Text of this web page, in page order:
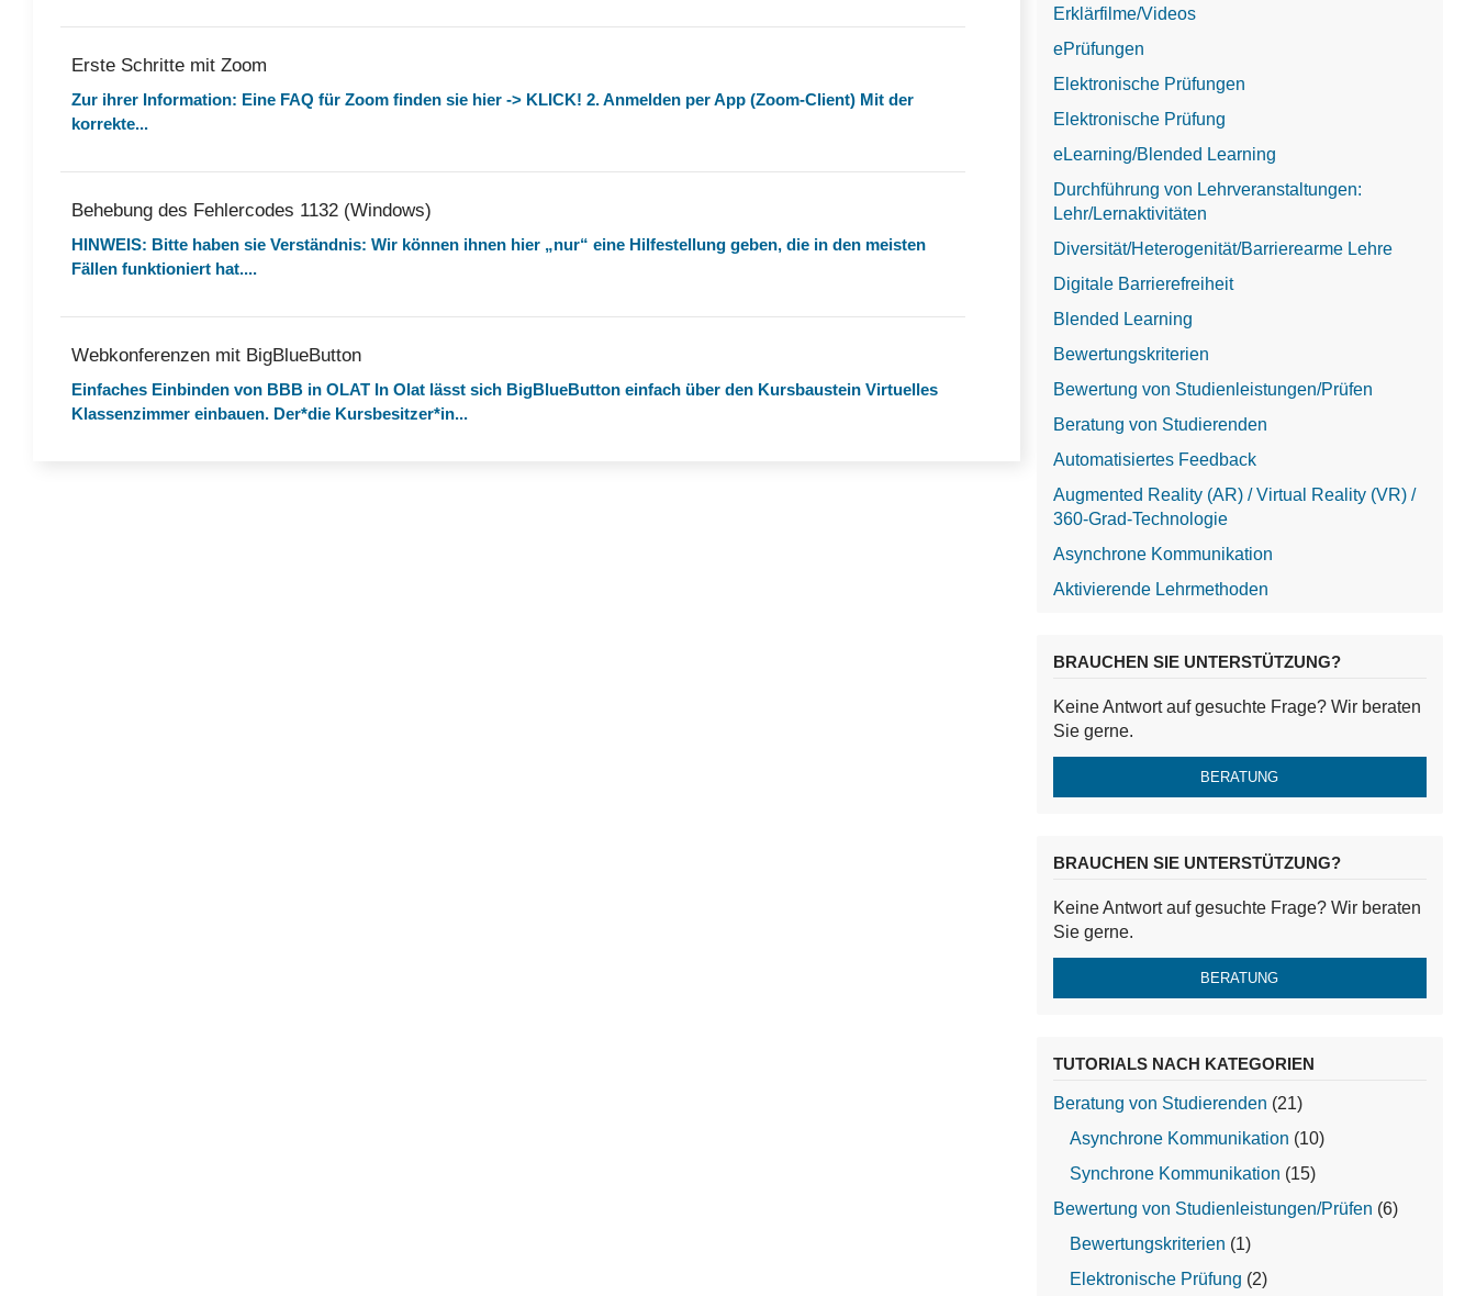
Erste Schritte mit Zoom
Zur ihrer Information: Eine FAQ für Zoom finden sie hier -> KLICK! 2. Anmelden per App (Zoom-Client) Mit der
korrekte...
Behebung des Fehlercodes 1132 (Windows)
HINWEIS: Bitte haben sie Verständnis: Wir können ihnen hier „nur“ eine Hilfestellung geben, die in den meisten
Fällen funktioniert hat....
Webkonferenzen mit BigBlueButton
Einfaches Einbinden von BBB in OLAT In Olat lässt sich BigBlueButton einfach über den Kursbaustein Virtuelles
Klassenzimmer einbauen. Der*die Kursbesitzer*in...
Erklärfilme/Videos
ePrüfungen
Elektronische Prüfungen
Elektronische Prüfung
eLearning/Blended Learning
Durchführung von Lehrveranstaltungen:
Lehr/Lernaktivitäten
Diversität/Heterogenität/Barrierearme Lehre
Digitale Barrierefreiheit
Blended Learning
Bewertungskriterien
Bewertung von Studienleistungen/Prüfen
Beratung von Studierenden
Automatisiertes Feedback
Augmented Reality (AR) / Virtual Reality (VR) /
360-Grad-Technologie
Asynchrone Kommunikation
Aktivierende Lehrmethoden
BRAUCHEN SIE UNTERSTÜTZUNG?
Keine Antwort auf gesuchte Frage? Wir beraten
Sie gerne.
BERATUNG
BRAUCHEN SIE UNTERSTÜTZUNG?
Keine Antwort auf gesuchte Frage? Wir beraten
Sie gerne.
BERATUNG
TUTORIALS NACH KATEGORIEN
Beratung von Studierenden (21)
Asynchrone Kommunikation (10)
Synchrone Kommunikation (15)
Bewertung von Studienleistungen/Prüfen (6)
Bewertungskriterien (1)
Elektronische Prüfung (2)